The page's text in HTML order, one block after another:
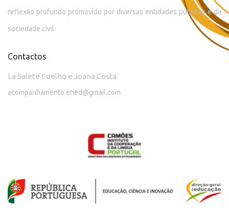
reflexão profundo promovido por diversas entidades públicas e da
sociedade civil.
Contactos
La Salete Coelho e Joana Costa
acompanhamento.ened@gmail.com